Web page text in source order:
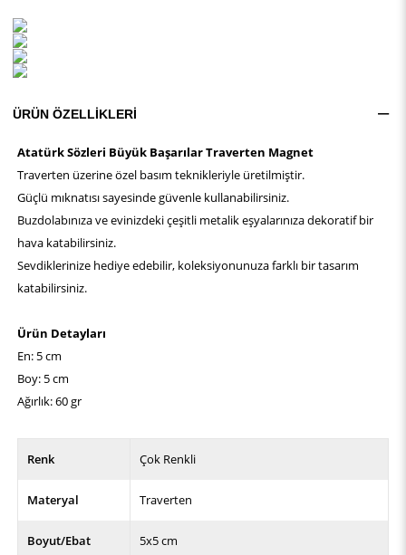
ÜRÜN ÖZELLIKLERI
Atatürk Sözleri Büyük Başarılar Traverten Magnet
Traverten üzerine özel basım teknikleriyle üretilmiştir.
Güçlü mıknatısı sayesinde güvenle kullanabilirsiniz.
Buzdolabınıza ve evinizdeki çeşitli metalik eşyalarınıza dekoratif bir
hava katabilirsiniz.
Sevdiklerinize hediye edebilir, koleksiyonunuza farklı bir tasarım
katabilirsiniz.
Ürün Detayları
En: 5 cm
Boy: 5 cm
Ağırlık: 60 gr
Renk Çok Renkli
Materyal Traverten
Boyut/Ebat 5x5 cm